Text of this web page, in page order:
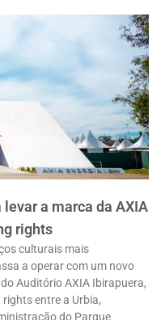
a marca da AXIA
rights
culturais mais
a operar com um novo
Auditório AXIA Ibirapuera,
entre a Urbia,
do Parque